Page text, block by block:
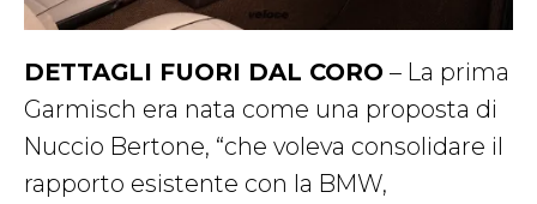
DETTAGLI FUORI DAL CORO – La prima
Garmisch era nata come una proposta di
Nuccio Bertone, “che voleva consolidare il
rapporto esistente con la BMW,